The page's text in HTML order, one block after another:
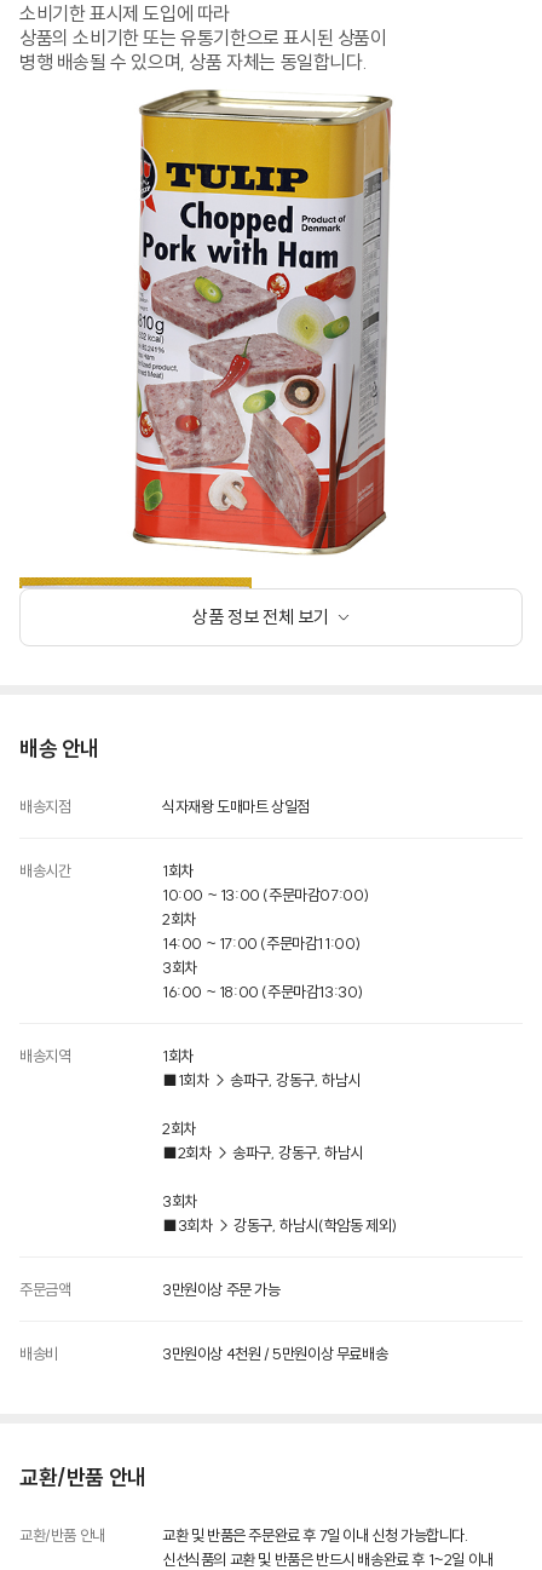
소비기한 표시제 도입에 따라
상품의 소비기한 또는 유통기한으로 표시된 상품이
병행 배송될 수 있으며, 상품 자체는 동일합니다.
제품명
생산자 및 소재지(수입품의 경우 생산자, 수입자 및 제조국)
제조연월일
상품 정보 전체 보기
배송 안내
배송지점 식자재왕 도매마트 상일점
배송시간
1회차
10:00 ~ 13:00 (주문마감07:00)
2회차
14:00 ~ 17:00 (주문마감11:00)
3회차
16:00 ~ 18:00 (주문마감13:30)
배송지역
1회차
■1회차 → 송파구, 강동구, 하남시
2회차
■2회차 → 송파구, 강동구, 하남시
3회차
■3회차 → 강동구, 하남시​(학암동 제외)
주문금액 3만원이상 주문 가능
배송비 3만원이상 4천원 / 5만원이상 무료배송
교환/반품 안내
교환/반품 안내
교환 및 반품은 주문완료 후 7일 이내 신청 가능합니다.
신선식품의 교환 및 반품은 반드시 배송완료 후 1~2일 이내